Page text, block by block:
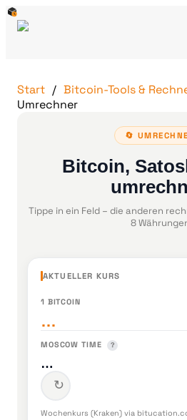
Start Bitcoin-Tools &
Umrechner
🔄
Bitcoin,
Tippe in ein Feld – die anderen
8
AKTUELLER KURS
1 BITCOIN
…
MOSCOW TIME ?
…
↻
Wochenkurs (Kraken) via